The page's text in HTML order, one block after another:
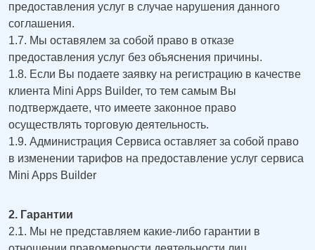
предоставления услуг в случае нарушения данного
соглашения.
1.7. Мы оставялем за собой право в отказе
предоставления услуг без объяснения причины.
1.8. Если Вы подаете заявку на регистрацию в качестве
клиента Mini Apps Builder, то тем самым Вы
подтверждаете, что имеете законное право
осуществлять торговую деятельность.
1.9. Администрация Сервиса оставляет за собой право
в изменении тарифов на предоставление услуг сервиса
Mini Apps Builder
2. Гарантии
2.1. Мы не представляем какие-либо гарантии в